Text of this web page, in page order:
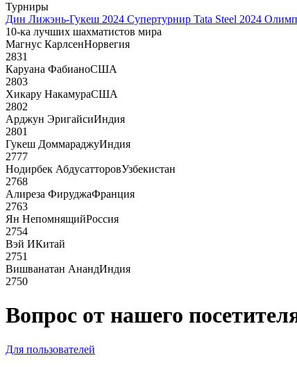
Турниры
Дин Лижэнь-Гукеш 2024 Супертурнир Tata Steel 2024
10-ка лучших шахматистов мира
Магнус КарлсенНорвегия
2831
Каруана ФабианоСША
2803
Хикару НакамураСША
2802
Арджун ЭригайсиИндия
2801
Гукеш ДоммараджуИндия
2777
Нодирбек АбдусатторовУзбекистан
2768
Алиреза ФируджаФранция
2763
Ян НепомнящийРоссия
2754
Вэй ИКитай
2751
Вишванатан АнандИндия
2750
Вопрос от нашего
Для пользователей